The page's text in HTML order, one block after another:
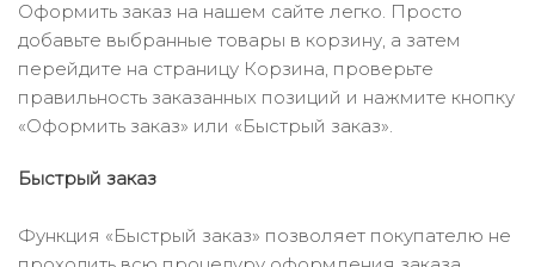
Оформить заказ на нашем сайте легко. Просто
добавьте выбранные товары в корзину, а затем
перейдите на страницу Корзина, проверьте
правильность заказанных позиций и нажмите кнопку
«Оформить заказ» или «Быстрый заказ».
Быстрый заказ
Функция «Быстрый заказ» позволяет покупателю не